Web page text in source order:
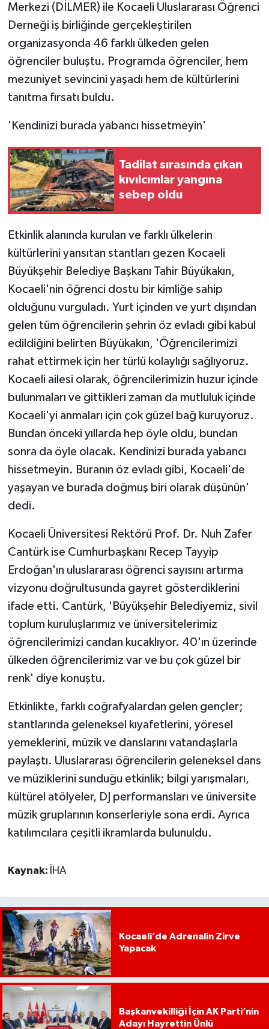
Merkezi (DİLMER) ile Kocaeli Uluslararası Öğrenci
Derneği iş birliğinde gerçekleştirilen
organizasyonda 46 farklı ülkeden gelen
öğrenciler buluştu. Programda öğrenciler, hem
mezuniyet sevincini yaşadı hem de kültürlerini
tanıtma fırsatı buldu.
'Kendinizi burada yabancı hissetmeyin'
Tadilat sırasında çıkan
kıvılcımlar yangına
sebep oldu
Etkinlik alanında kurulan ve farklı ülkelerin
kültürlerini yansıtan stantları gezen Kocaeli
Büyükşehir Belediye Başkanı Tahir Büyükakın,
Kocaeli'nin öğrenci dostu bir kimliğe sahip
olduğunu vurguladı. Yurt içinden ve yurt dışından
gelen tüm öğrencilerin şehrin öz evladı gibi kabul
edildiğini belirten Büyükakın, 'Öğrencilerimizi
rahat ettirmek için her türlü kolaylığı sağlıyoruz.
Kocaeli ailesi olarak, öğrencilerimizin huzur içinde
bulunmaları ve gittikleri zaman da mutluluk içinde
Kocaeli'yi anmaları için çok güzel bağ kuruyoruz.
Bundan önceki yıllarda hep öyle oldu, bundan
sonra da öyle olacak. Kendinizi burada yabancı
hissetmeyin. Buranın öz evladı gibi, Kocaeli'de
yaşayan ve burada doğmuş biri olarak düşünün'
dedi.
Kocaeli Üniversitesi Rektörü Prof. Dr. Nuh Zafer
Cantürk ise Cumhurbaşkanı Recep Tayyip
Erdoğan'ın uluslararası öğrenci sayısını artırma
vizyonu doğrultusunda gayret gösterdiklerini
ifade etti. Cantürk, 'Büyükşehir Belediyemiz, sivil
toplum kuruluşlarımız ve üniversitelerimiz
öğrencilerimizi candan kucaklıyor. 40'ın üzerinde
ülkeden öğrencilerimiz var ve bu çok güzel bir
renk' diye konuştu.
Etkinlikte, farklı coğrafyalardan gelen gençler;
stantlarında geleneksel kıyafetlerini, yöresel
yemeklerini, müzik ve danslarını vatandaşlarla
paylaştı. Uluslararası öğrencilerin geleneksel dans
ve müziklerini sunduğu etkinlik; bilgi yarışmaları,
kültürel atölyeler, DJ performansları ve üniversite
müzik gruplarının konserleriyle sona erdi. Ayrıca
katılımcılara çeşitli ikramlarda bulunuldu.
Kaynak: İHA
Kocaeli’de Adrenalin Zirve
Yapacak
Başkanvekilliği İçin AK Parti’nin
Adayı Hayrettin Ünlü